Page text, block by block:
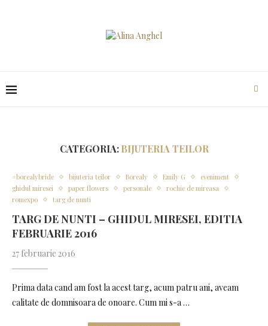
CATEGORIA: BIJUTERIA TEILOR
#borealybride bijuteria teilor Borealy Emily G
eveniment
ghidul miresei
paper flowers personale
rochie de mireasa
romexpo
targ de nunti
TARG DE NUNTI – GHIDUL MIRESEI, EDITIA
FEBRUARIE 2016
27 februarie 2016
Prima data cand am fost la acest targ, acum patru ani, aveam
calitate de domnisoara de onoare. Cum mi s-a …